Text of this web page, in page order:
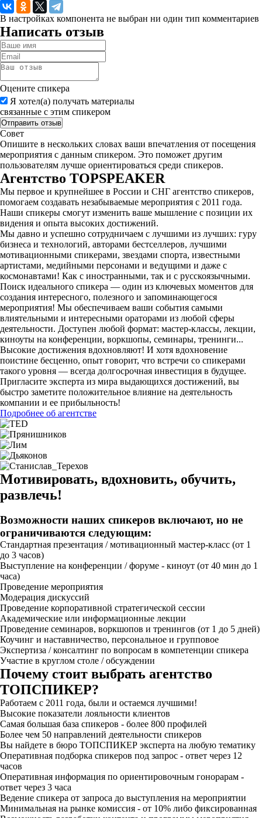
В настройках компонента не выбран ни один тип комментариев
Написать отзыв
Оцените спикера
Я хотел(а) получать материалы
связанные с этим спикером
Совет
Опишите в нескольких словах ваши впечатления от посещения
мероприятия с данным спикером. Это поможет другим
пользователям лучше ориентироваться среди спикеров.
Агентство TOPSPEAKER
Мы первое и крупнейшее в России и СНГ агентство спикеров,
помогаем создавать незабываемые мероприятия с 2011 года.
Наши спикеры смогут изменить ваше мышление с позиции их
видения и опыта высоких достижений.
Мы давно и успешно сотрудничаем с лучшими из лучших: гуру
бизнеса и технологий, авторами бестселлеров, лучшими
мотивационными спикерами, звездами спорта, известными
артистами, медийными персонами и ведущими и даже с
космонавтами! Как с иностранными, так и с русскоязычными.
Поиск идеального спикера — один из ключевых моментов для
создания интересного, полезного и запоминающегося
мероприятия! Мы обеспечиваем ваши события самыми
влиятельными и интересными ораторами из любой сферы
деятельности. Доступен любой формат: мастер-классы, лекции,
киноуты на конференции, воркшопы, семинары, тренинги...
Высокие достижения вдохновляют! И хотя вдохновение
поистине бесценно, опыт говорит, что встречи со спикерами
такого уровня — всегда долгосрочная инвестиция в будущее.
Пригласите эксперта из мира выдающихся достижений, вы
быстро заметите положительное влияние на деятельность
компании и ее прибыльность!
Подробнее об агентстве
Мотивировать, вдохновить, обучить,
развлечь!
Возможности наших спикеров включают, но не
ограничиваются следующим:
Стандартная презентация / мотивационный мастер-класс (от 1
до 3 часов)
Выступление на конференции / форуме - киноут (от 40 мин до 1
часа)
Проведение мероприятия
Модерация дискуссий
Проведение корпоративной стратегической сессии
Академические или информационные лекции
Проведение семинаров, воркшопов и тренингов (от 1 до 5 дней)
Коучинг и наставничество, персональное и групповое
Экспертиза / консалтинг по вопросам в компетенции спикера
Участие в круглом столе / обсуждении
Почему стоит выбрать агентство
ТОПСПИКЕР?
Работаем с 2011 года, были и остаемся лучшими!
Высокие показатели лояльности клиентов
Самая большая база спикеров - более 800 профилей
Более чем 50 направлений деятельности спикеров
Вы найдете в бюро ТОПСПИКЕР эксперта на любую тематику
Оперативная подборка спикеров под запрос - ответ через 12
часов
Оперативная информация по ориентировочным гонорарам -
ответ через 3 часа
Ведение спикера от запроса до выступления на мероприятии
Минимальная на рынке комиссия - от 10% либо фиксированная